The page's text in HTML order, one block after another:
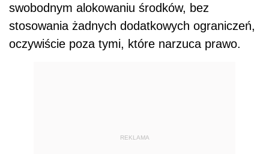
swobodnym alokowaniu środków, bez
stosowania żadnych dodatkowych ograniczeń,
oczywiście poza tymi, które narzuca prawo.
REKLAMA